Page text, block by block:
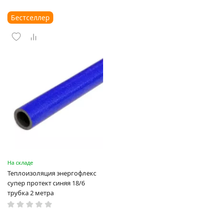
Бестселлер
На складе
Теплоизоляция энергофлекс
супер протект синяя 18/6
трубка 2 метра